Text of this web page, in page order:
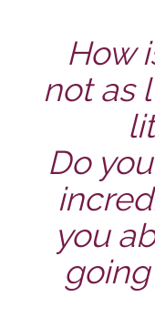
How
not as
Do
you